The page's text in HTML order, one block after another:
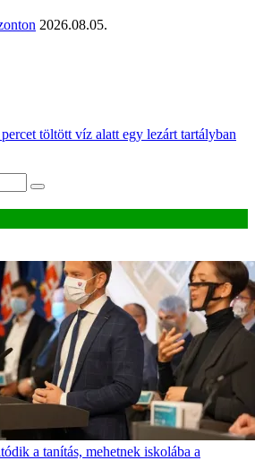
2026.08.05.
töltött víz alatt egy lezárt tartályban
a tanítás, mehetnek iskolába a